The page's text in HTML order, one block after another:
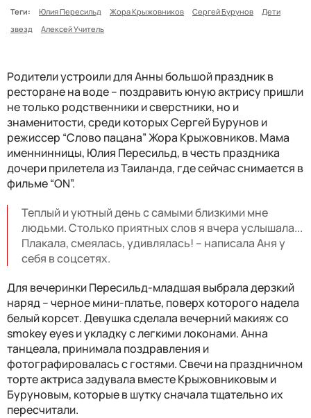
Теги:
Юлия Пересильд Жора Крыжовников Сергей Бурунов
Дети
звезд
Алексей Учитель
Родители устроили для Анны большой праздник в
ресторане на воде – поздравить юную актрису пришли
не только родственники и сверстники, но и
знаменитости, среди которых Сергей Бурунов и
режиссер “Слово пацана” Жора Крыжовников. Мама
именнинницы, Юлия Пересильд, в честь праздника
дочери прилетела из Таиланда, где сейчас снимается в
фильме “ON”.
Теплый и уютный день с самыми близкими мне
людьми. Столько приятных слов я вчера услышала...
Плакала, смеялась, удивлялась! – написала Аня у
себя в соцсетях.
Для вечеринки Пересильд-младшая выбрала дерзкий
наряд – черное мини-платье, поверх которого надела
белый корсет. Девушка сделала вечерний макияж со
smokey eyes и укладку с легкими локонами. Анна
танцеала, принимала поздравления и
фотографировалась с гостями. Свечи на праздничном
торте актриса задувала вместе Крыжовниковым и
Буруновым, которые в шутку сначала тщательно их
пересчитали.